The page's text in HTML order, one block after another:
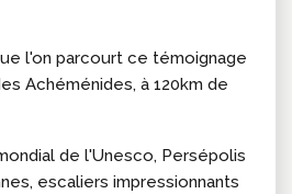
l'on parcourt ce témoignage
Achéménides, à 120km de
de l'Unesco, Persépolis
escaliers impressionnants